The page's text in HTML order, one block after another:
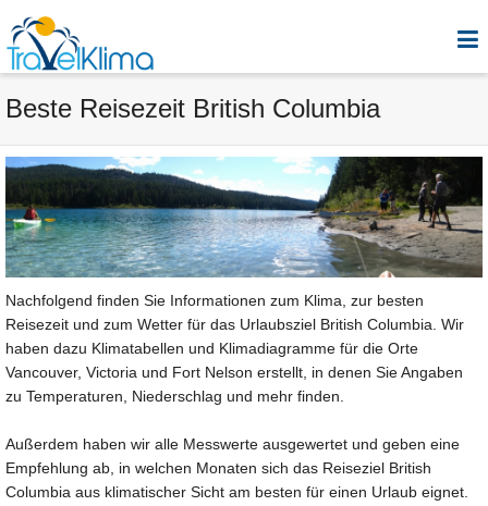
Beste Reisezeit British Columbia
Nachfolgend finden Sie Informationen zum Klima, zur besten
Reisezeit und zum Wetter für das Urlaubsziel British Columbia. Wir
haben dazu Klimatabellen und Klimadiagramme für die Orte
Vancouver, Victoria und Fort Nelson erstellt, in denen Sie Angaben
zu Temperaturen, Niederschlag und mehr finden.
Außerdem haben wir alle Messwerte ausgewertet und geben eine
Empfehlung ab, in welchen Monaten sich das Reiseziel British
Columbia aus klimatischer Sicht am besten für einen Urlaub eignet.